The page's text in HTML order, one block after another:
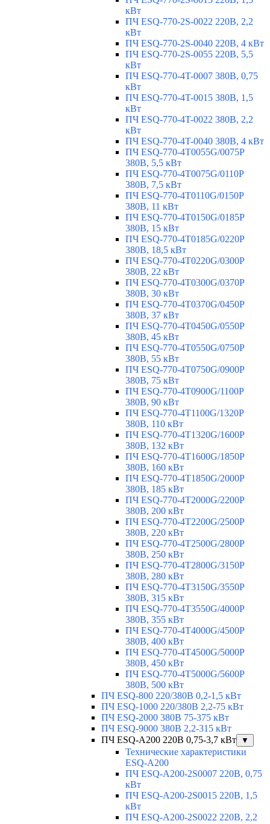
кВт
ПЧ ESQ-770-2S-0022 220В, 2,2
кВт
ПЧ ESQ-770-2S-0040 220В, 4 кВт
ПЧ ESQ-770-2S-0055 220В, 5,5
кВт
ПЧ ESQ-770-4T-0007 380В, 0,75
кВт
ПЧ ESQ-770-4T-0015 380В, 1,5
кВт
ПЧ ESQ-770-4T-0022 380В, 2,2
кВт
ПЧ ESQ-770-4T-0040 380В, 4 кВт
ПЧ ESQ-770-4T0055G/0075P
380В, 5,5 кВт
ПЧ ESQ-770-4T0075G/0110P
380В, 7,5 кВт
ПЧ ESQ-770-4T0110G/0150P
380В, 11 кВт
ПЧ ESQ-770-4T0150G/0185P
380В, 15 кВт
ПЧ ESQ-770-4T0185G/0220P
380В, 18,5 кВт
ПЧ ESQ-770-4T0220G/0300P
380В, 22 кВт
ПЧ ESQ-770-4T0300G/0370P
380В, 30 кВт
ПЧ ESQ-770-4T0370G/0450P
380В, 37 кВт
ПЧ ESQ-770-4T0450G/0550P
380В, 45 кВт
ПЧ ESQ-770-4T0550G/0750P
380В, 55 кВт
ПЧ ESQ-770-4T0750G/0900P
380В, 75 кВт
ПЧ ESQ-770-4T0900G/1100P
380В, 90 кВт
ПЧ ESQ-770-4T1100G/1320P
380В, 110 кВт
ПЧ ESQ-770-4T1320G/1600P
380В, 132 кВт
ПЧ ESQ-770-4T1600G/1850P
380В, 160 кВт
ПЧ ESQ-770-4T1850G/2000P
380В, 185 кВт
ПЧ ESQ-770-4T2000G/2200P
380В, 200 кВт
ПЧ ESQ-770-4T2200G/2500P
380В, 220 кВт
ПЧ ESQ-770-4T2500G/2800P
380В, 250 кВт
ПЧ ESQ-770-4T2800G/3150P
380В, 280 кВт
ПЧ ESQ-770-4T3150G/3550P
380В, 315 кВт
ПЧ ESQ-770-4T3550G/4000P
380В, 355 кВт
ПЧ ESQ-770-4T4000G/4500P
380В, 400 кВт
ПЧ ESQ-770-4T4500G/5000P
380В, 450 кВт
ПЧ ESQ-770-4T5000G/5600P
380В, 500 кВт
ПЧ ESQ-800 220/380В 0,2-1,5 кВт
ПЧ ESQ-1000 220/380В 2,2-75 кВт
ПЧ ESQ-2000 380В 75-375 кВт
ПЧ ESQ-9000 380В 2,2-315 кВт
ПЧ ESQ-A200 220В 0,75-3,7 кВт
▼
Технические характеристики
ESQ-A200
ПЧ ESQ-A200-2S0007 220В, 0,75
кВт
ПЧ ESQ-A200-2S0015 220В, 1,5
кВт
ПЧ ESQ-A200-2S0022 220В, 2,2